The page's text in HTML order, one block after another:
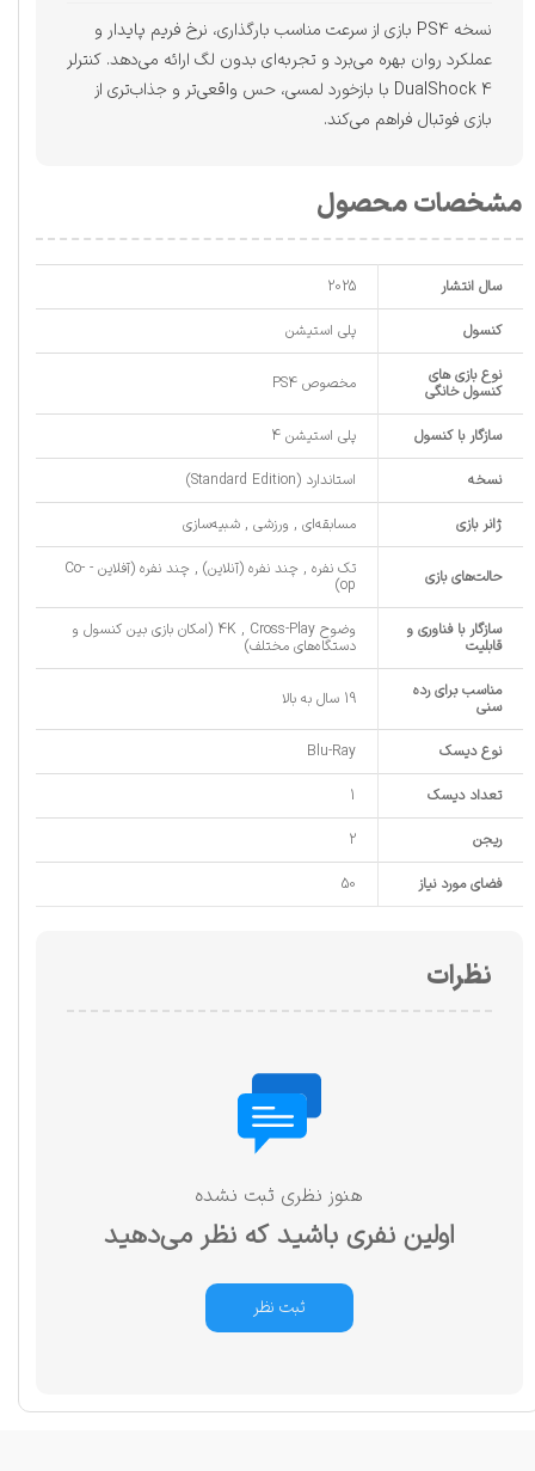
مشخصات محصول
سال انتشار 2025
کنسول پلی استیشن
نوع بازی های
کنسول خانگی مخصوص PS4
سازگار با کنسول پلی استیشن 4
نسخه استاندارد (Standard Edition)
ژانر بازی مسابقه‌ای , ورزشی , شبیه‌سازی
حالت‌های بازی تک نفره , چند نفره (آنلاین) , چند نفره (آفلاین - Co-
op)
سازگار با فناوری و
قابلیت
وضوح 4K , Cross-Play (امکان بازی بین کنسول و
دستگاه‌های مختلف)
مناسب برای رده
سنی 19 سال به بالا
نوع دیسک Blu-Ray
تعداد دیسک 1
ریجن 2
فضای مورد نیاز 50
نسخه PS4 بازی از سرعت مناسب بارگذاری، نرخ فریم پایدار و
عملکرد روان بهره می‌برد و تجربه‌ای بدون لگ ارائه می‌دهد. کنترلر
DualShock 4 با بازخورد لمسی، حس واقعی‌تر و جذاب‌تری از
بازی فوتبال فراهم می‌کند.
نظرات
هنوز نظری ثبت نشده
اولین نفری باشید که نظر می‌دهید
ثبت نظر